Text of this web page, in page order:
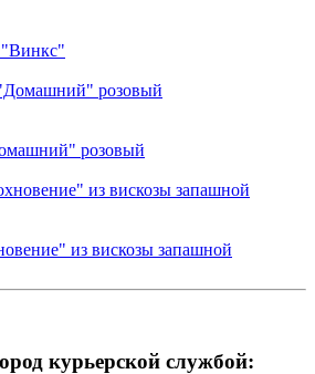
"Винкс"
розовый
из вискозы запашной
курьерской службой: